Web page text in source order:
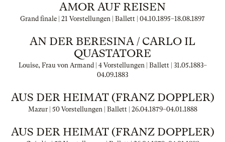
AMOR AUF REISEN
Grand finale | 21 Vorstellungen | Ballett | 04.10.1895–18.08.1897
AN DER BERESINA / CARLO IL
QUASTATORE
Louise, Frau von Armand | 4 Vorstellungen | Ballett | 31.05.1883–
04.09.1883
AUS DER HEIMAT (FRANZ DOPPLER)
Mazur | 50 Vorstellungen | Ballett | 26.04.1879–04.01.1888
AUS DER HEIMAT (FRANZ DOPPLER)